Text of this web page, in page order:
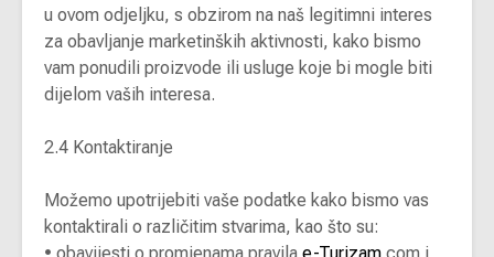
u ovom odjeljku, s obzirom na naš legitimni interes
za obavljanje marketinških aktivnosti, kako bismo
vam ponudili proizvode ili usluge koje bi mogle biti
dijelom vaših interesa.
2.4 Kontaktiranje
Možemo upotrijebiti vaše podatke kako bismo vas
kontaktirali o različitim stvarima, kao što su: